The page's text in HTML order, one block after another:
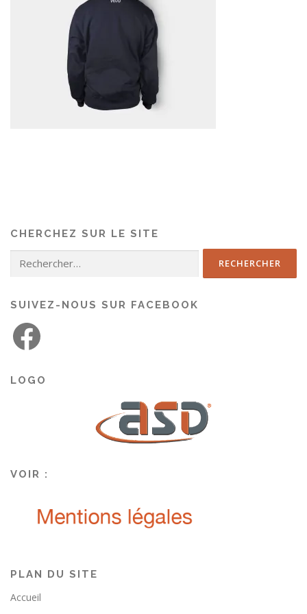
CHERCHEZ SUR LE SITE
SUIVEZ-NOUS SUR FACEBOOK
LOGO
VOIR :
PLAN DU SITE
Accueil